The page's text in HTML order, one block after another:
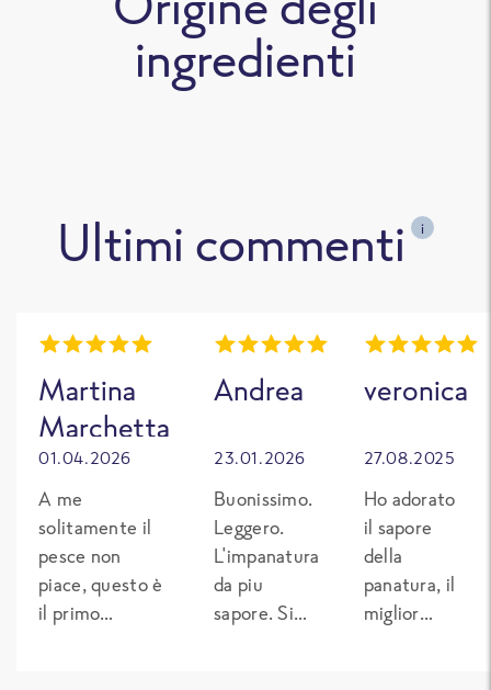
ingredienti
Ultimi commenti i
Martina
Marchetta
01.04.2026
A me
solitamente il
pesce non
piace, questo è
il primo
Andrea
23.01.2026
Buonissimo.
Leggero.
L'impanatura
da piu
sapore. Si
veronica
27.08.2025
Ho adorato
il sapore
della
panatura, il
miglior